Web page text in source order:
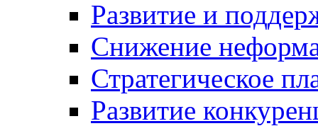
Развитие и
Снижение
Стратегическое
Развитие